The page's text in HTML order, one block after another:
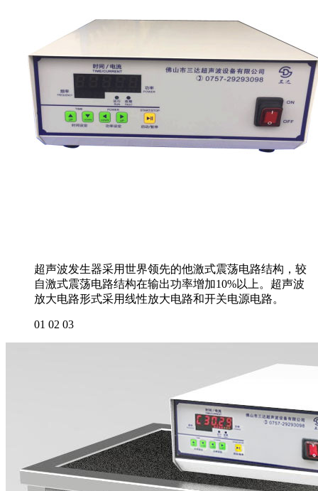
超声波发生器采用世界领先的他激式震荡电路结构，较
自激式震荡电路结构在输出功率增加10%以上。超声波
放大电路形式采用线性放大电路和开关电源电路。
01 02 03